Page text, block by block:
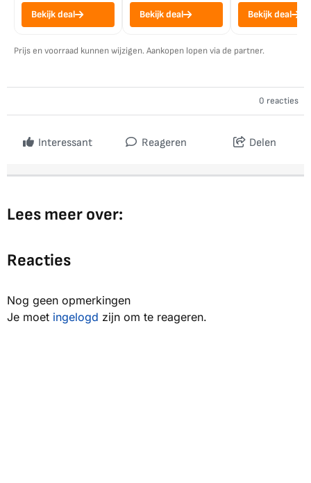
Bekijk deal Bekijk deal Bekijk deal
Prijs en voorraad kunnen wijzigen. Aankopen lopen via de partner.
0 reacties
Interessant Reageren Delen
Lees meer over:
Reacties
Nog geen opmerkingen
Je moet ingelogd zijn om te reageren.